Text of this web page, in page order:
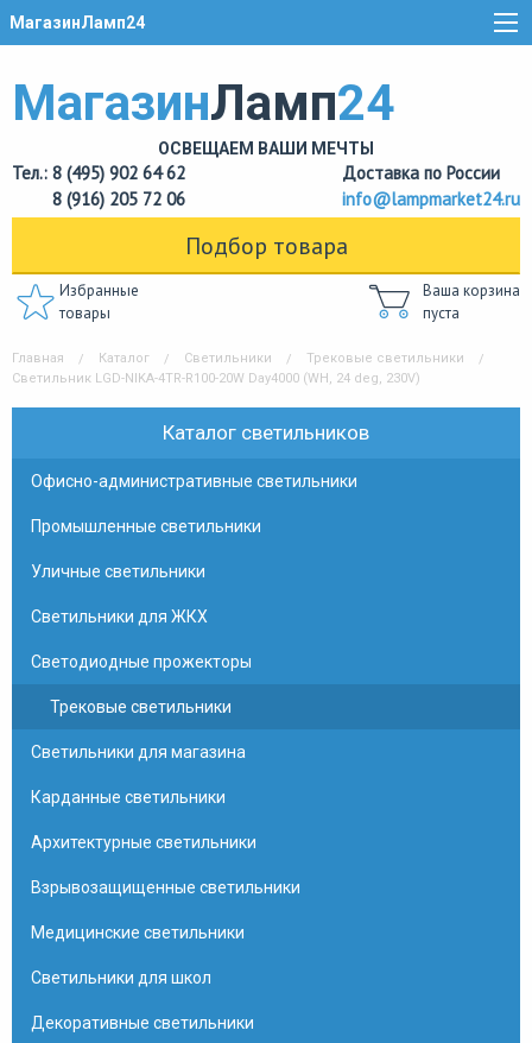
МагазинЛамп24
МагазинЛамп24
ОСВЕЩАЕМ ВАШИ МЕЧТЫ
Тел.: 8 (495) 902 64 62
8 (916) 205 72 06
Доставка по России
info@lampmarket24.ru
Подбор товара
Избранные
товары
Ваша корзина
пуста
Главная Каталог Светильники
Трековые светильники
Светильник LGD-NIKA-4TR-R100-20W Day4000 (WH, 24 deg, 230V)
Каталог светильников
Офисно-административные светильники
Промышленные светильники
Уличные светильники
Светильники для ЖКХ
Светодиодные прожекторы
Трековые светильники
Светильники для магазина
Карданные светильники
Архитектурные светильники
Взрывозащищенные светильники
Медицинские светильники
Светильники для школ
Декоративные светильники